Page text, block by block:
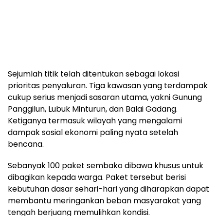
Sejumlah titik telah ditentukan sebagai lokasi
prioritas penyaluran. Tiga kawasan yang terdampak
cukup serius menjadi sasaran utama, yakni Gunung
Panggilun, Lubuk Minturun, dan Balai Gadang.
Ketiganya termasuk wilayah yang mengalami
dampak sosial ekonomi paling nyata setelah
bencana.
Sebanyak 100 paket sembako dibawa khusus untuk
dibagikan kepada warga. Paket tersebut berisi
kebutuhan dasar sehari-hari yang diharapkan dapat
membantu meringankan beban masyarakat yang
tengah berjuang memulihkan kondisi.